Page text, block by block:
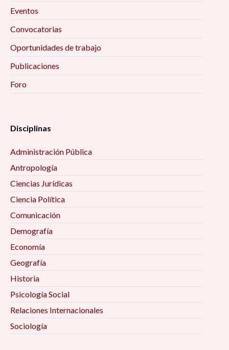
Eventos
Convocatorias
Oportunidades de trabajo
Publicaciones
Foro
Disciplinas
Administración Pública
Antropología
Ciencias Jurídicas
Ciencia Política
Comunicación
Demografía
Economía
Geografía
Historia
Psicología Social
Relaciones Internacionales
Sociología